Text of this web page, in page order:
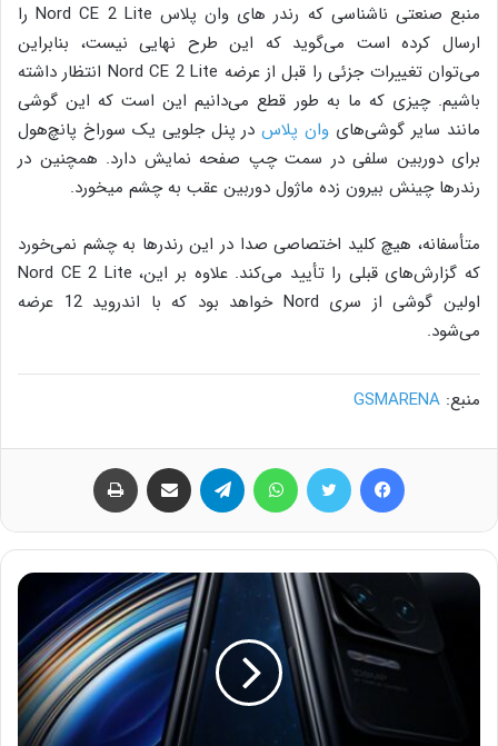
منبع صنعتی ناشناسی که رندر های وان پلاس Nord CE 2 Lite را
ارسال کرده است می‌گوید که این طرح نهایی نیست، بنابراین
می‌توان تغییرات جزئی را قبل از عرضه Nord CE 2 Lite انتظار داشته
باشیم. چیزی که ما به طور قطع می‌دانیم این است که این گوشی
مانند سایر گوشی‌های وان پلاسدر پنل جلویی یک سوراخ پانچ‌هول
برای دوربین سلفی در سمت چپ صفحه نمایش دارد. همچنین در
رند‌رها چینش بیرون زده ماژول دوربین عقب به چشم میخورد.
متأسفانه، هیچ کلید اختصاصی صدا در این رندر‌ها به چشم نمی‌خورد
که گزارش‌های قبلی را تأیید می‌کند. علاوه بر این، Nord CE 2 Lite
اولین گوشی از سری Nord خواهد بود که با اندروید 12 عرضه
می‌شود.
منبع: GSMARENA